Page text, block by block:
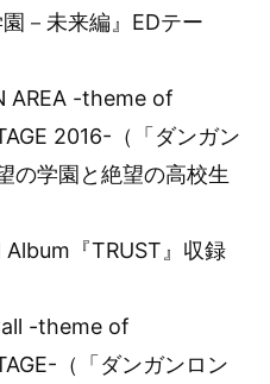
－未来編』EDテー
AREA -theme of
2016-（「ダンガン
の学園と絶望の高校生
『TRUST』収録
-theme of
（「ダンガンロン